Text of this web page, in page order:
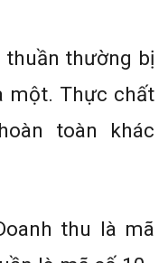
thuần thường bị
một. Thực chất
toàn khác
thu là mã